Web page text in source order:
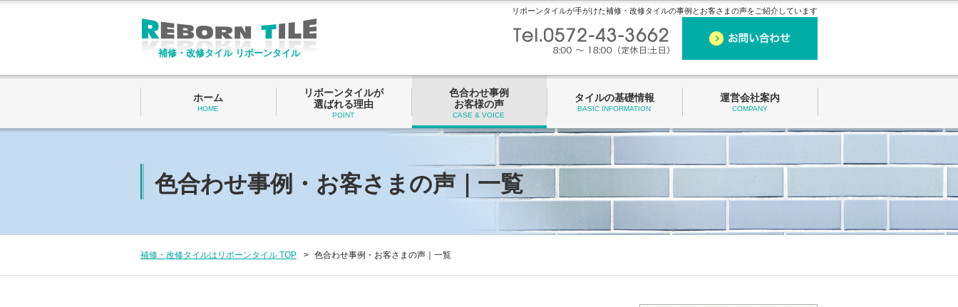
補修・改修タイル リボーンタイル
ホーム
HOME
リボーンタイルが
選ばれる理由
POINT
色合わせ事例
お客様の声
CASE & VOICE
タイルの基礎情報
BASIC INFORMATION
運営会社案内
COMPANY
色合わせ事例・お客さまの声｜一覧
リボーンタイルが手がけた補修・改修タイルの事例とお客さまの声をご紹介しています
補修・改修タイルはリボーンタイル TOP 色合わせ事例・お客さまの声｜一覧